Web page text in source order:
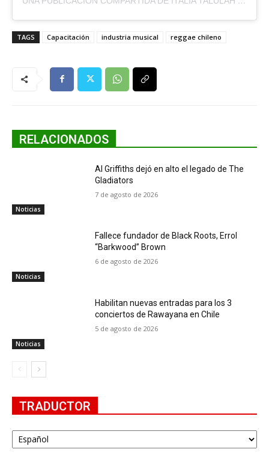
TAGS Capacitación industria musical reggae chileno
RELACIONADOS
Noticias
Al Griffiths dejó en alto el legado de The
Gladiators
7 de agosto de 2026
Noticias
Fallece fundador de Black Roots, Errol
“Barkwood” Brown
6 de agosto de 2026
Noticias
Habilitan nuevas entradas para los 3
conciertos de Rawayana en Chile
5 de agosto de 2026
TRADUCTOR